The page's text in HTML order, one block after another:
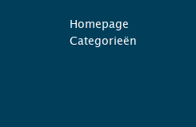
Homepage
Categorieën